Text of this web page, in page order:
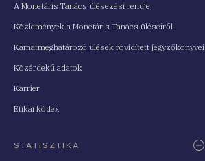
A Monetáris Tanács ülésezési rendje
Közlemények a Monetáris Tanács üléseiről
Kamatmeghatározó ülések rövidített jegyzőkönyvei
Közérdekű adatok
Karrier
Etikai kódex
STATISZTIKA